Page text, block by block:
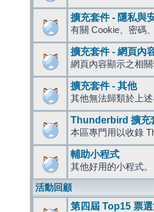
擴充套件 - 隱私與
有關 Cookie、密碼
擴充套件 - 網頁內
網頁內容顯示之相
擴充套件 - 其他
其他無法歸類於上
Thunderbird 擴充
本區專門用以收錄
輔助小程式
其他好用的小程式。
活動回顧
第四屆 Top15 票